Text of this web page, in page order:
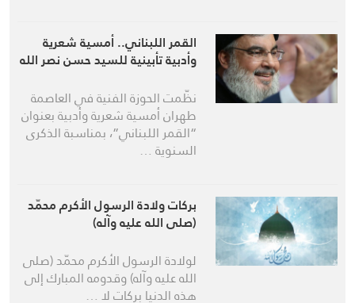
القمر اللبناني.. أمسية شعرية
وأدبية تأبينية للسيد حسن نصر الله
نظّمت الحوزة الفنية في العاصمة
طهران أمسية شعرية وأدبية بعنوان
“القمر اللبناني”، بمناسبة الذكرى
السنوية …
بركات ولادة الرسول الأكرم محمّد
(صلى الله عليه وآله)
لولادة الرسول الأكرم محمّد (صلى
الله عليه وآله) وقدومه المبارك إلى
هذه الدنيا بركات لا …